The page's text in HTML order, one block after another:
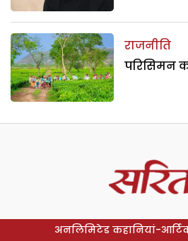
राजनीति
परिसिमन
अनलिमिटेड कहानियां-